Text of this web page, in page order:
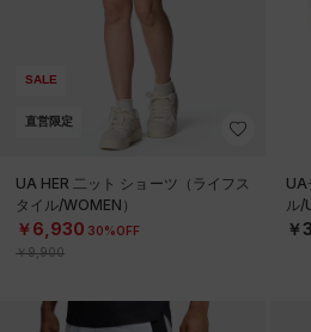
SALE
直営限定
UA HER 二ット ショーツ（ライフス
タイル/WOMEN）
￥6,930 30%OFF
￥9,900
UA
ル/